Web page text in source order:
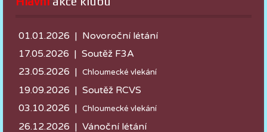
01.01.2026 | Novoroční létání
17.05.2026 | Soutěž F3A
23.05.2026 | Chloumecké vlekání
19.09.2026 | Soutěž RCVS
03.10.2026 | Chloumecké vlekání
26.12.2026 | Vánoční létání